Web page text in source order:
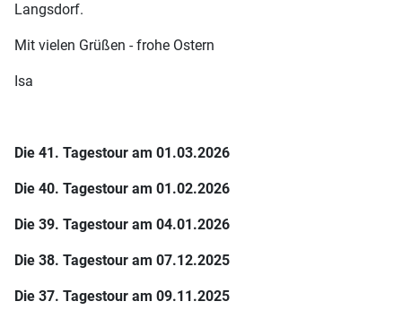
Langsdorf.
Mit vielen Grüßen - frohe Ostern
Isa
Die 41. Tagestour am 01.03.2026
Die 40. Tagestour am 01.02.2026
Die 39. Tagestour am 04.01.2026
Die 38. Tagestour am 07.12.2025
Die 37. Tagestour am 09.11.2025